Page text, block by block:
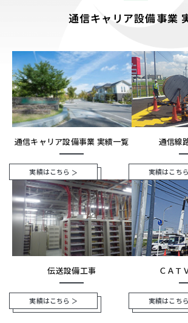
通信キャリア設備事業
通信キャリア設備事業 実績一覧
実績はこちら
通信線
実績はこちら
伝送設備工事
実績はこちら
ＣＡＴ
実績はこちら